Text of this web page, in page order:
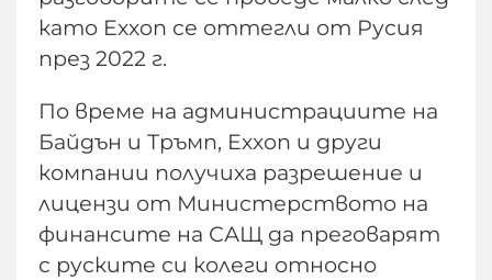
като Exxon се оттегли от Русия
през 2022 г.
По време на администрациите на
Байдън и Тръмп, Exxon и други
компании получиха разрешение и
лицензи от Министерството на
финансите на САЩ да преговарят
с руските си колеги относно